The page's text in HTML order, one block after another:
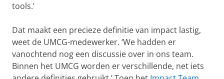
tools.’
Dat maakt een precieze definitie van impact lastig,
weet de UMCG-medewerker. ‘We hadden er
vanochtend nog een discussie over in ons team.
Binnen het UMCG worden er verschillende, net iets